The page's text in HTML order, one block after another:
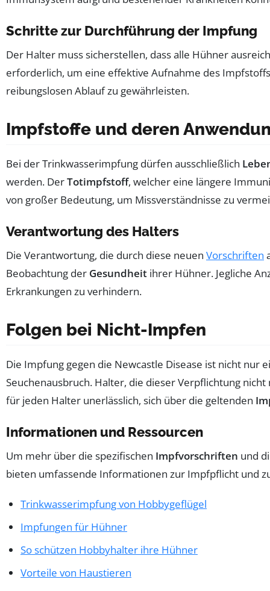
Schritte zur Durchführung der Impfung
Der Halter muss sicherstellen, dass alle Hühner
erforderlich, um eine effektive Aufnahme des
reibungslosen Ablauf zu gewährleisten.
Impfstoffe und deren
Bei der Trinkwasserimpfung dürfen ausschließlich
werden. DerTotimpfstoff, welcher eine längere
von großer Bedeutung, um Missverständnisse zu
Verantwortung des Halters
Die Verantwortung, die durch diese neuen Vorschriften
Beobachtung der Gesundheit ihrer Hühner. Jegliche
Erkrankungen zu verhindern.
Folgen bei Nicht-Impfen
Die Impfung gegen die Newcastle Disease ist nicht
Seuchenausbruch. Halter, die dieser Verpflichtung
für jeden Halter unerlässlich, sich über die geltenden
Informationen und Ressourcen
Um mehr über die spezifischen Impfvorschriften und
bieten umfassende Informationen zur Impfpflicht und
Trinkwasserimpfung von Hobbygeflügel
Impfungen für Hühner
So schützen Hobbyhalter ihre Hühner
Vorteile von Haustieren